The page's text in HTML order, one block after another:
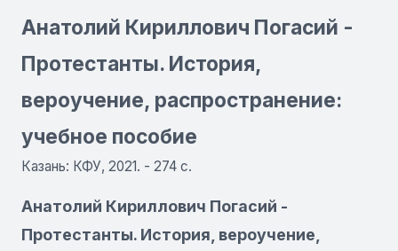
Анатолий Кириллович Погасий -
Протестанты. История,
вероучение, распространение:
учебное пособие
Казань: КФУ, 2021. - 274 с.
Анатолий Кириллович Погасий -
Протестанты. История, вероучение,